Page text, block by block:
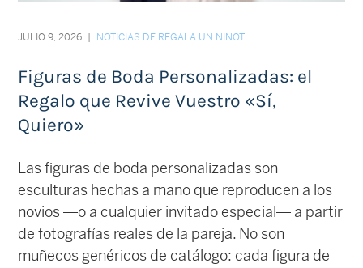
JULIO 9, 2026 | NOTICIAS DE REGALA UN NINOT
Figuras de Boda Personalizadas: el
Regalo que Revive Vuestro «Sí,
Quiero»
Las figuras de boda personalizadas son
esculturas hechas a mano que reproducen a los
novios —o a cualquier invitado especial— a partir
de fotografías reales de la pareja. No son
muñecos genéricos de catálogo: cada figura de